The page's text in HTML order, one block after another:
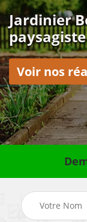
Jardinier
Voir nos